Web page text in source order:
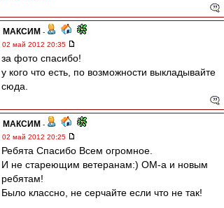
МАКСИМ -
02 май 2012 20:35
за фото спасибо!
у кого что есть, по возможности выкладывайте
сюда.
МАКСИМ -
02 май 2012 20:25
Ребята Спасибо Всем огромное.
И не стареющим ветеранам:) ОМ-а и новым
ребятам!
Было классно, не серчайте если что не так!